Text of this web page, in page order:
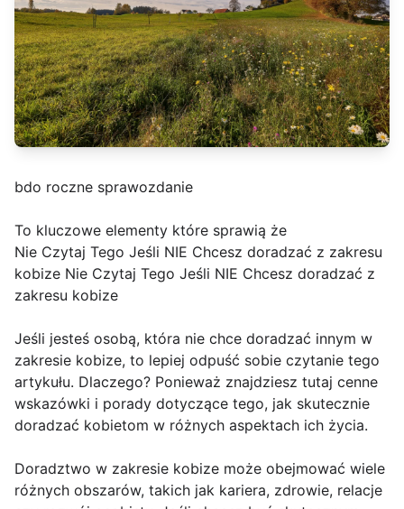
bdo roczne sprawozdanie
To kluczowe elementy które sprawią że
Nie Czytaj Tego Jeśli NIE Chcesz doradzać z zakresu
kobize Nie Czytaj Tego Jeśli NIE Chcesz doradzać z
zakresu kobize
Jeśli jesteś osobą, która nie chce doradzać innym w
zakresie kobize, to lepiej odpuść sobie czytanie tego
artykułu. Dlaczego? Ponieważ znajdziesz tutaj cenne
wskazówki i porady dotyczące tego, jak skutecznie
doradzać kobietom w różnych aspektach ich życia.
Doradztwo w zakresie kobize może obejmować wiele
różnych obszarów, takich jak kariera, zdrowie, relacje